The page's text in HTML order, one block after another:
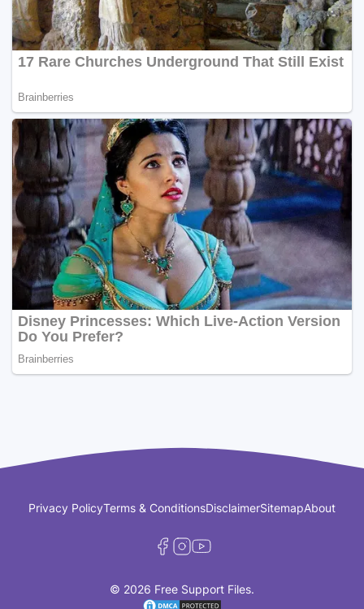
Privacy PolicyTerms & ConditionsDisclaimerSitemapAbout
© 2026 Free Support Files.